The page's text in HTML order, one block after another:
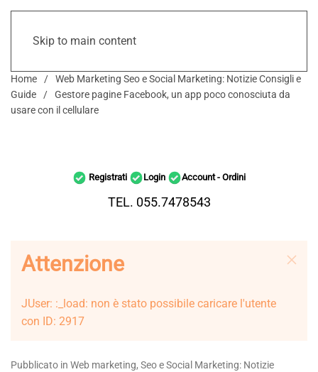
Skip to main content
Home
Web Marketing Seo e Social Marketing: Notizie Consigli e
Guide
Gestore pagine Facebook, un app poco conosciuta da
usare con il cellulare
Registrati Login Account - Ordini
TEL. 055.7478543
Attenzione
JUser: :_load: non è stato possibile caricare l'utente
con ID: 2917
Pubblicato in Web marketing, Seo e Social Marketing: Notizie